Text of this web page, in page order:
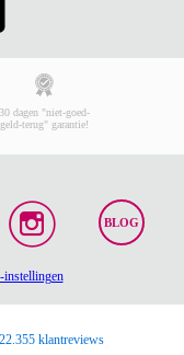
30 dagen "niet-goed-
geld-terug" garantie!
BLOG
instellingen
klantreviews